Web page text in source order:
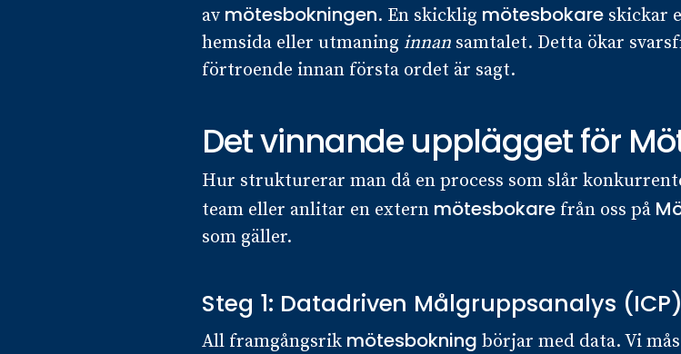
av mötesbokningen. En skicklig mötesbokare skickar
hemsida eller utmaning innan samtalet. Detta ökar
förtroende innan första ordet är sagt.
Det vinnande upplägget för
Hur strukturerar man då en process som slår
team eller anlitar en extern mötesbokare från oss på
som gäller.
Steg 1: Datadriven Målgruppsanalys (ICP)
All framgångsrik mötesbokning börjar med data. Vi